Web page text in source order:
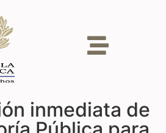
inmediata de